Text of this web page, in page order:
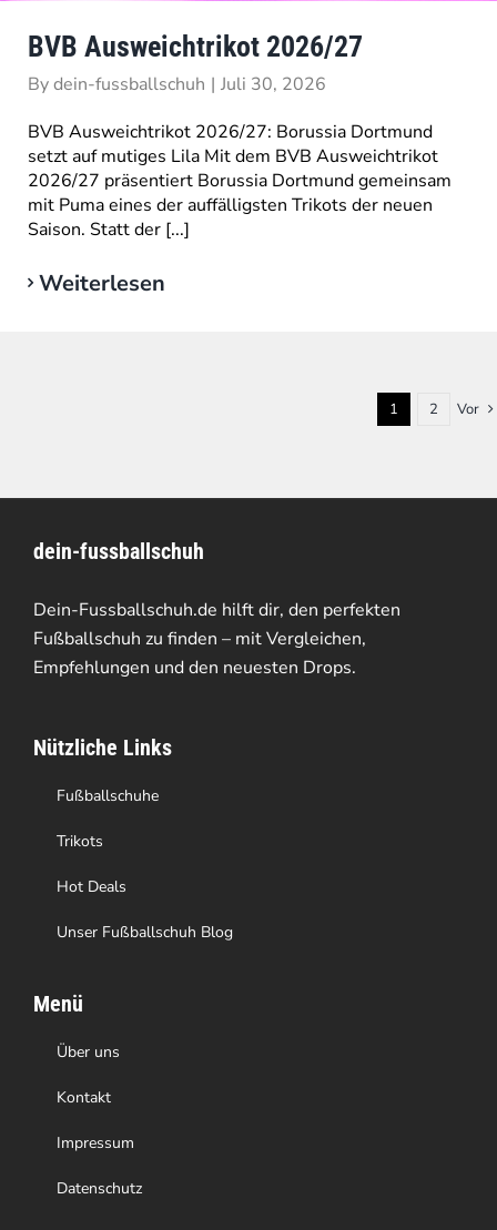
BVB Ausweichtrikot 2026/27
Bydein-fussballschuh | Juli 30, 2026
BVB Ausweichtrikot 2026/27: Borussia Dortmund
setzt auf mutiges Lila Mit dem BVB Ausweichtrikot
2026/27 präsentiert Borussia Dortmund gemeinsam
mit Puma eines der auffälligsten Trikots der neuen
Saison. Statt der [...]
Weiterlesen
1 2 Vor
dein-fussballschuh
Dein-Fussballschuh.de hilft dir, den perfekten
Fußballschuh zu finden – mit Vergleichen,
Empfehlungen und den neuesten Drops.
Nützliche Links
Fußballschuhe
Trikots
Hot Deals
Unser Fußballschuh Blog
Menü
Über uns
Kontakt
Impressum
Datenschutz